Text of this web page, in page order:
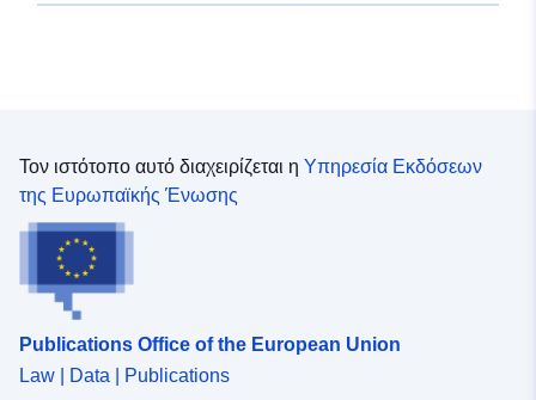
Τον ιστότοπο αυτό διαχειρίζεται η Υπηρεσία Εκδόσεων
της Ευρωπαϊκής Ένωσης
Publications Office of the European Union
Law | Data | Publications